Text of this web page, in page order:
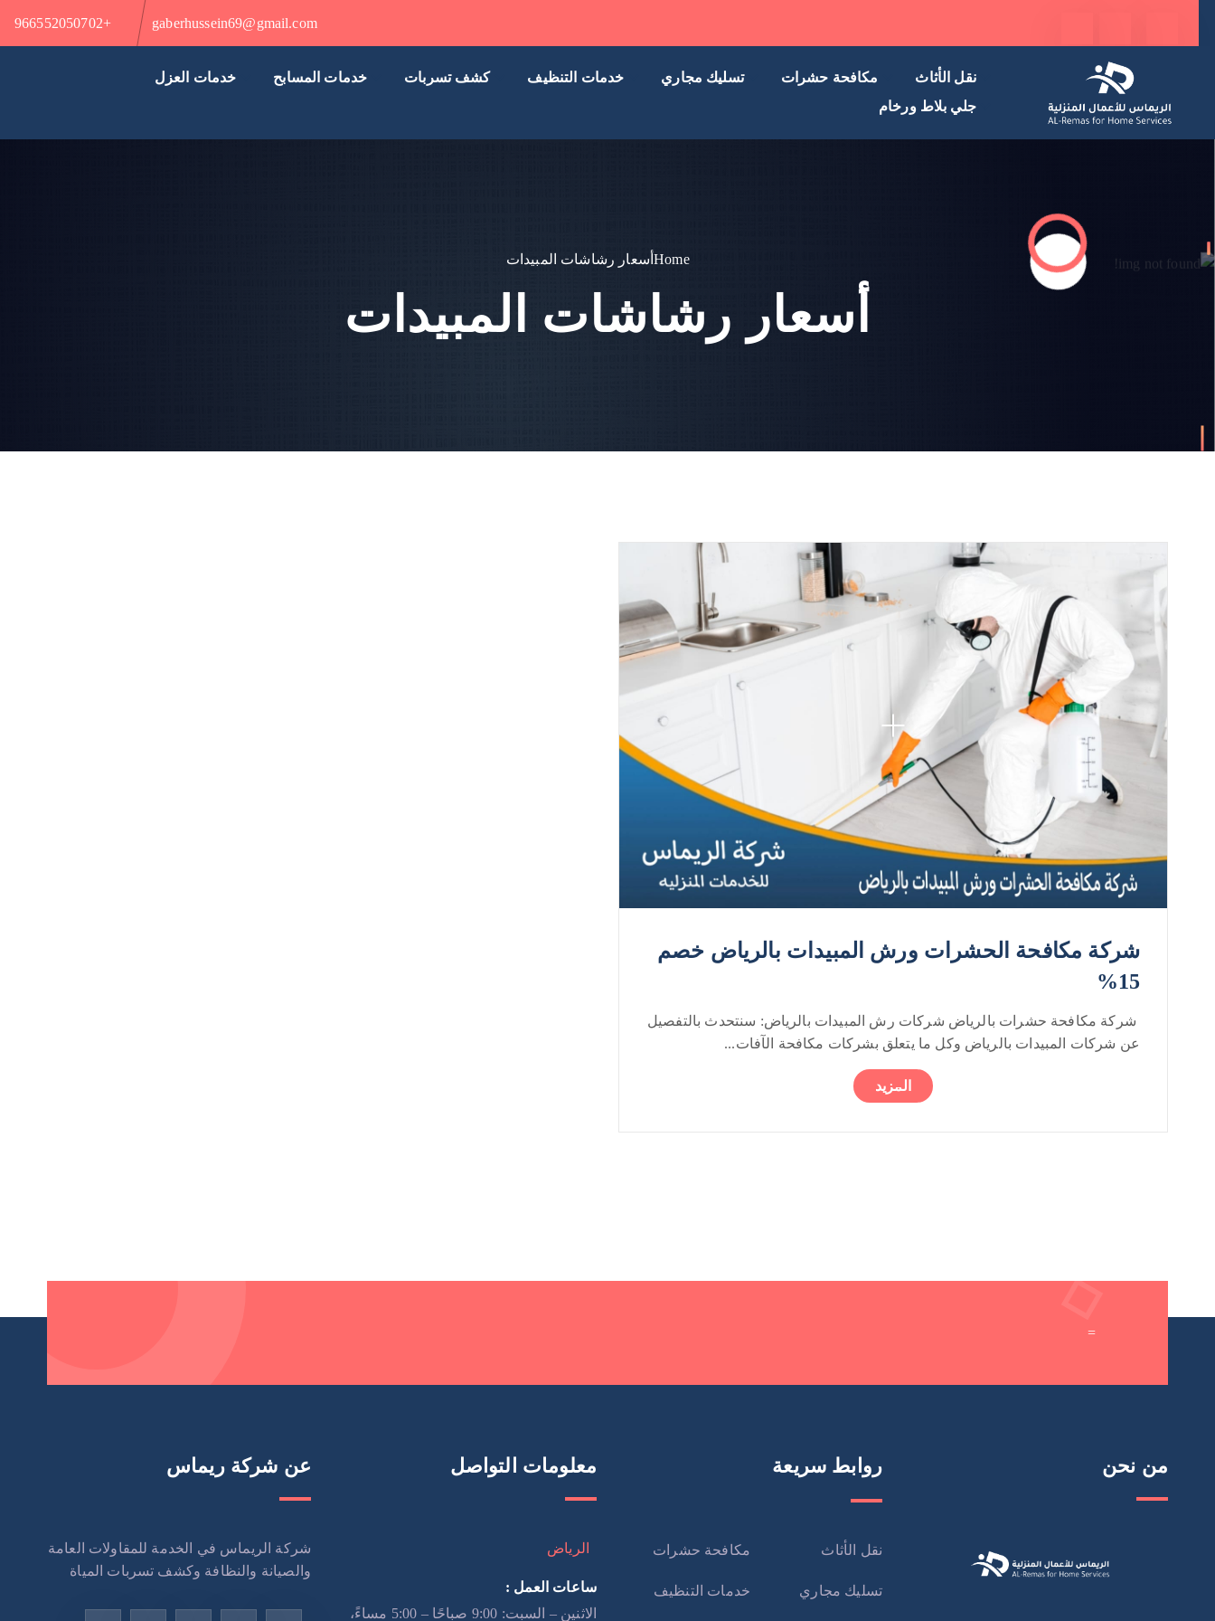
gaberhussein69@gmail.com
+966552050702
نقل الأثاث مكافحة حشرات تسليك مجاري خدمات التنظيف كشف تسربات خدمات المسابح
خدمات العزل
جلي بلاط ورخام
Homeأسعار رشاشات المبيدات
أسعار رشاشات المبيدات
شركة مكافحة الحشرات ورش المبيدات بالرياض خصم
15%
شركة مكافحة حشرات بالرياض شركات رش المبيدات بالرياض: سنتحدث بالتفصيل
عن شركات المبيدات بالرياض وكل ما يتعلق بشركات مكافحة الآفات...
المزيد
=
من نحن روابط سريعة
نقل الأثاث مكافحة حشرات
تسليك مجاري خدمات التنظيف
معلومات التواصل
الرياض
ساعات العمل :
الاثنين – السبت: 9:00 صباحًا – 5:00 مساءً،
عن شركة ريماس
شركة الريماس في الخدمة للمقاولات العامة
والصيانة والنظافة وكشف تسربات المياة